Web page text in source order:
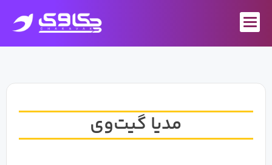
محتوا
مدیا گیت‌وی